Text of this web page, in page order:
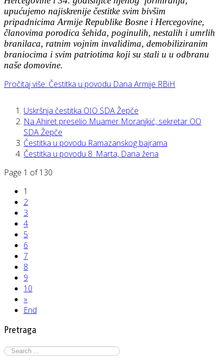
upućujemo najiskrenije čestitke svim bivšim
pripadnicima Armije Republike Bosne i Hercegovine,
članovima porodica šehida, poginulih, nestalih i umrlih
branilaca, ratnim vojnim invalidima, demobiliziranim
braniocima i svim patriotima koji su stali u u odbranu
naše domovine.
Pročitaj više: Čestitka u povodu Dana Armije RBiH
Uskršnja čestitka OIO SDA Žepče
Na Ahiret preselio Muamer Moranjkić, sekretar OO
SDA Žepče
Čestitka u povodu Ramazanskog bajrama
Čestitka u povodu 8. Marta, Dana žena
Page 1 of 130
1
2
3
4
5
6
7
8
9
10
»
End
Pretraga